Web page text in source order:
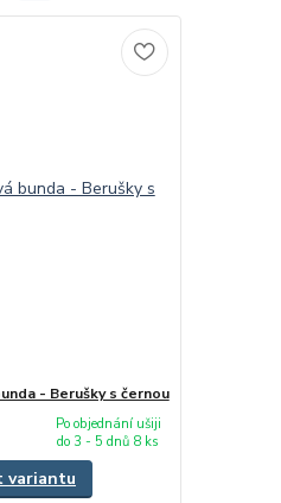
- Berušky s černou
Po objednání ušiji
do 3 - 5 dnů 8 ks
variantu